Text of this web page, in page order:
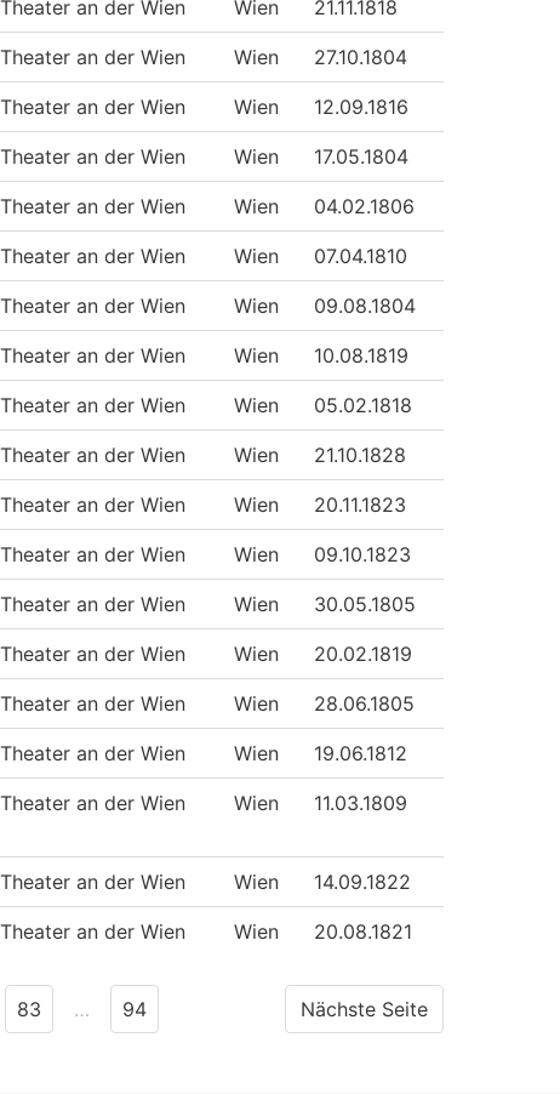
Theater an der Wien Wien 21.11.1818
Theater an der Wien Wien 27.10.1804
Theater an der Wien Wien 12.09.1816
Theater an der Wien Wien 17.05.1804
Theater an der Wien Wien 04.02.1806
Theater an der Wien Wien 07.04.1810
Theater an der Wien Wien 09.08.1804
Theater an der Wien Wien 10.08.1819
Theater an der Wien Wien 05.02.1818
Theater an der Wien Wien 21.10.1828
Theater an der Wien Wien 20.11.1823
Theater an der Wien Wien 09.10.1823
Theater an der Wien Wien 30.05.1805
Theater an der Wien Wien 20.02.1819
Theater an der Wien Wien 28.06.1805
Theater an der Wien Wien 19.06.1812
Theater an der Wien Wien 11.03.1809
Theater an der Wien Wien 14.09.1822
Theater an der Wien Wien 20.08.1821
Nächste Seite
83 … 94